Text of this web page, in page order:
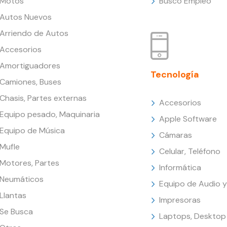
Nuevos
de Autos
Buses
Partes externas
pesado, Maquinaria
de Música
Partes
Busca
Tecnología
Accesorios
Apple Software
Cámaras
Celular, Teléfono
Informática
Equipo de Audio
Impresoras
Laptops, Desktop